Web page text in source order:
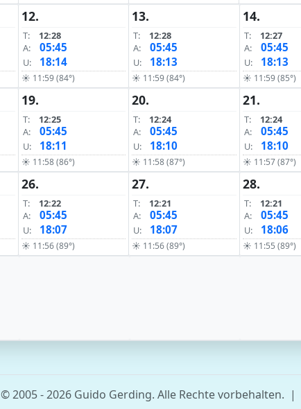
12.
T:
12:28
A:
05:45
U: 18:14
☀ 11:59 (84°)
13.
T:
12:28
A:
05:45
U: 18:13
☀ 11:59 (84°)
14.
T:
12:27
A:
05:45
U: 18:13
☀ 11:59 (85°)
19.
T:
12:25
A:
05:45
U: 18:11
☀ 11:58 (86°)
20.
T:
12:24
A:
05:45
U: 18:10
☀ 11:58 (87°)
21.
T:
12:24
A:
05:45
U: 18:10
☀ 11:57 (87°)
26.
T:
12:22
A:
05:45
U: 18:07
☀ 11:56 (89°)
27.
T:
12:21
A:
05:45
U: 18:07
☀ 11:56 (89°)
28.
T:
12:21
A:
05:45
U: 18:06
☀ 11:55 (89°)
© 2005 - 2026 Guido Gerding. Alle Rechte vorbehalten. |